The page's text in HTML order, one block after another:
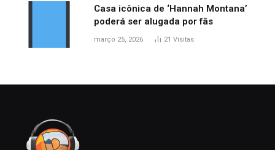
Casa icônica de ‘Hannah Montana’
poderá ser alugada por fãs
março 25, 2026 21 Visitas